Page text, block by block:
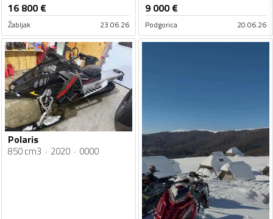
16 800€
Žabljak 23.06.26
9 000€
Podgorica 20.06.26
Polaris
850 cm3 2020 0000